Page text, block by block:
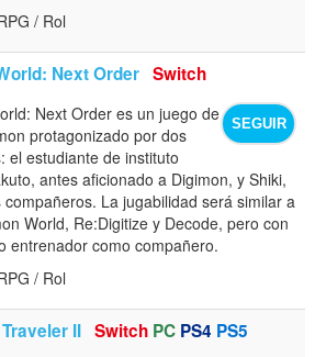
/ Rol
Next Order Switch
SEGUIR
Next Order es un juego de
protagonizado por dos
el estudiante de instituto
antes aficionado a Digimon, y Shiki,
compañeros. La jugabilidad será similar a
World, Re:Digitize y Decode, pero con
entrenador como compañero.
/ Rol
II Switch PC PS4 PS5